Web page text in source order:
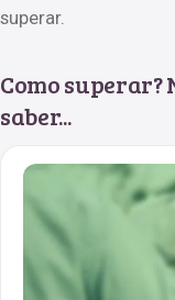
superar.
Como superar?
saber...